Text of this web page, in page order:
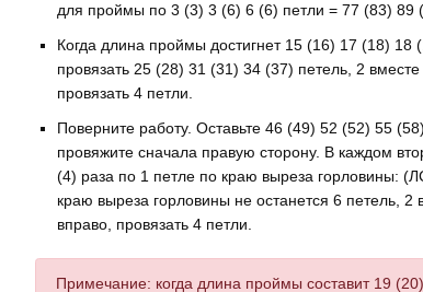
для проймы по 3 (3) 3 (6) 6 (6) петли = 77 (83) 89
Когда длина проймы достигнет 15 (16) 17 (18) 18
провязать 25 (28) 31 (31) 34 (37) петель, 2
провязать 4 петли.
Поверните работу. Оставьте 46 (49) 52 (52) 55
провяжите сначала правую сторону. В каждом
(4) раза по 1 петле по краю выреза горловины:
краю выреза горловины не останется 6 петель, 2
вправо, провязать 4 петли.
Примечание: когда длина проймы составит 19